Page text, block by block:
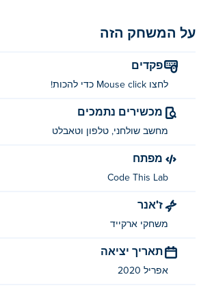
על המשחק הזה
פקדים
לחצו Mouse click כדי להכות!
מכשירים נתמכים
מחשב שולחני, טלפון וטאבלט
מפתח
Code This Lab
ז'אנר
משחקי ארקייד
תאריך יציאה
אפריל 2020